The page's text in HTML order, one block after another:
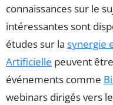
connaissances sur le
intéressantes sont
études sur la synergie
Artificielle peuvent
événements comme
webinars dirigés vers